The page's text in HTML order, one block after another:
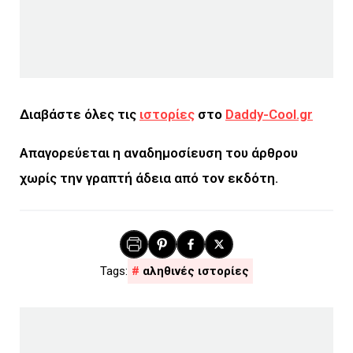
Διαβάστε όλες τις ιστορίες στο Daddy-Cool.gr
Απαγορεύεται η αναδημοσίευση του άρθρου
χωρίς την γραπτή άδεια από τον εκδότη.
αληθινές ιστορίες